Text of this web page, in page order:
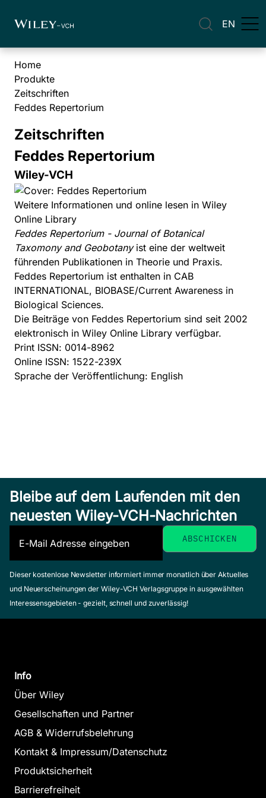
EN
Home
Produkte
Zeitschriften
Feddes Repertorium
Zeitschriften
Feddes Repertorium
Wiley-VCH
Weitere Informationen und online lesen in Wiley
Online Library
Feddes Repertorium - Journal of Botanical
Taxomony and Geobotanyist eine der weltweit
führenden Publikationen in Theorie und Praxis.
Feddes Repertorium ist enthalten in CAB
INTERNATIONAL, BIOBASE/Current Awareness in
Biological Sciences.
Die Beiträge von Feddes Repertorium sind seit 2002
elektronisch in Wiley Online Library verfügbar.
Print ISSN: 0014-8962
Online ISSN: 1522-239X
Sprache der Veröffentlichung: English
Bleibe auf dem Laufenden mit den
neuesten Wiley-VCH-Nachrichten
Dieser kostenlose Newsletter informiert immer monatlich über Aktuelles
und Neuerscheinungen der Wiley-VCH Verlagsgruppe in ausgewählten
Interessensgebieten - gezielt, schnell und zuverlässig!
Info
Über Wiley
Gesellschaften und Partner
AGB & Widerrufsbelehrung
Kontakt & Impressum/Datenschutz
Produktsicherheit
Barrierefreiheit